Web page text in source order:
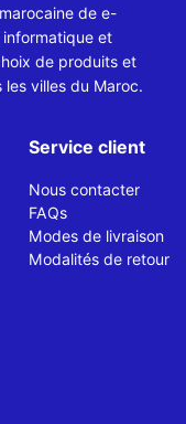
de e-
et
de produits et
villes du Maroc.
Service client
Nous contacter
FAQs
Modes de livraison
Modalités de retour